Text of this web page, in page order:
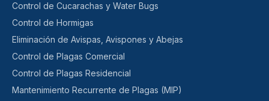
Control de Cucarachas y Water Bugs
Control de Hormigas
Eliminación de Avispas, Avispones y Abejas
Control de Plagas Comercial
Control de Plagas Residencial
Mantenimiento Recurrente de Plagas (MIP)